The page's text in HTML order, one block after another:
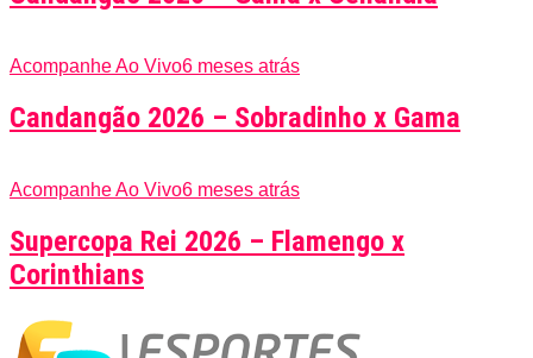
Acompanhe Ao Vivo6 meses atrás
Candangão 2026 – Sobradinho x Gama
Acompanhe Ao Vivo6 meses atrás
Supercopa Rei 2026 – Flamengo x
Corinthians